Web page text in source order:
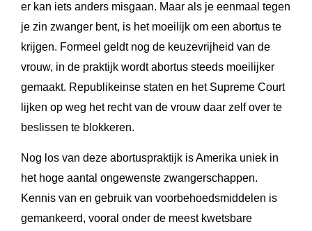
er kan iets anders misgaan. Maar als je eenmaal tegen
je zin zwanger bent, is het moeilijk om een abortus te
krijgen. Formeel geldt nog de keuzevrijheid van de
vrouw, in de praktijk wordt abortus steeds moeilijker
gemaakt. Republikeinse staten en het Supreme Court
lijken op weg het recht van de vrouw daar zelf over te
beslissen te blokkeren.
Nog los van deze abortuspraktijk is Amerika uniek in
het hoge aantal ongewenste zwangerschappen.
Kennis van en gebruik van voorbehoedsmiddelen is
gemankeerd, vooral onder de meest kwetsbare